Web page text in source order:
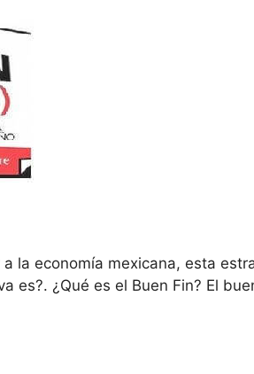
la economía mexicana, esta
es?. ¿Qué es el Buen Fin? El